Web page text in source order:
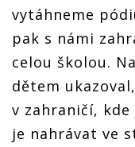
vytáhneme
pak s námi
celou školou.
dětem
v zahraničí,
je nahrávat ve